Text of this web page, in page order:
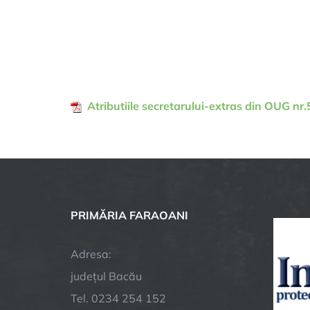
Atributiile secretarului-extras din OUG
PRIMĂRIA FARAOANI
Adresa:
județul Bacău
Tel. 0234 254 152